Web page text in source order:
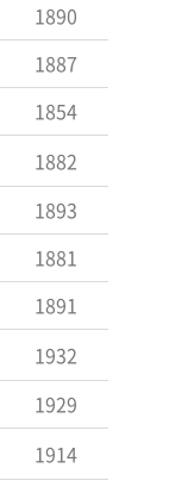
1890
1887
1854
1882
1893
1881
1891
1932
1929
1914